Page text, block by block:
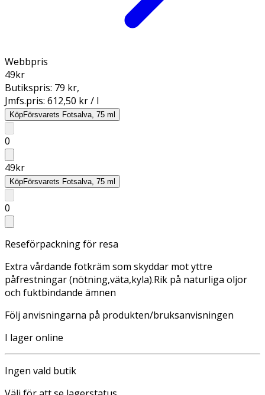
Webbpris
49kr
Butikspris: 79 kr,
Jmfs.pris: 612,50 kr / l
KöpFörsvarets Fotsalva, 75 ml
0
49kr
KöpFörsvarets Fotsalva, 75 ml
0
Reseförpackning för resa
Extra vårdande fotkräm som skyddar mot yttre
påfrestningar (nötning,väta,kyla).Rik på naturliga oljor
och fuktbindande ämnen
Följ anvisningarna på produkten/bruksanvisningen
I lager online
Ingen vald butik